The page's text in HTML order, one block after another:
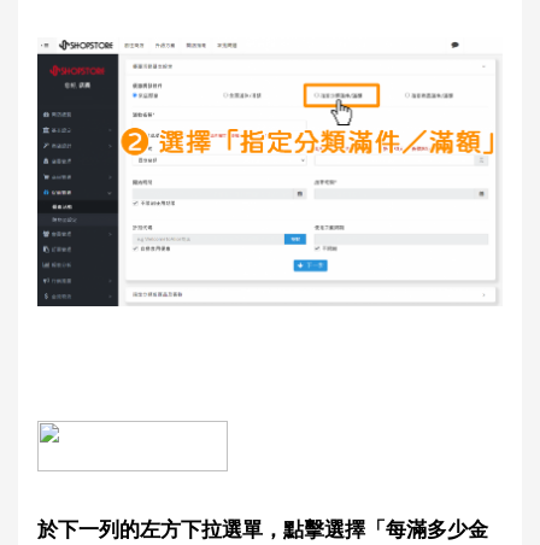
於下一列的左方下拉選單，點擊選擇「每滿多少金